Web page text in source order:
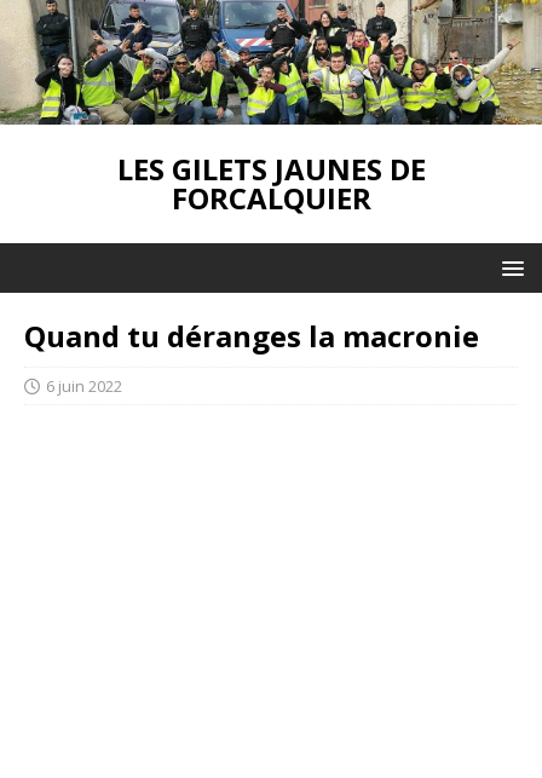
LES GILETS JAUNES DE
FORCALQUIER
Quand tu déranges la macronie
6 juin 2022